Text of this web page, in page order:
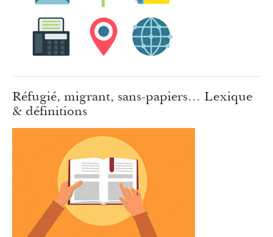
Réfugié, migrant, sans-papiers… Lexique
& définitions